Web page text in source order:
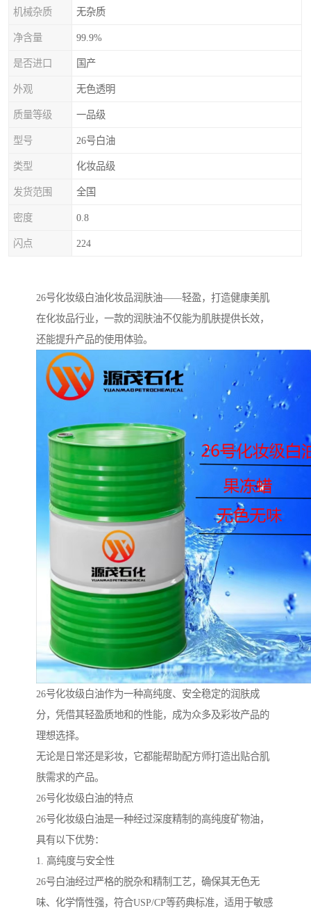
机械杂质 无杂质
净含量 99.9%
是否进口 国产
外观 无色透明
质量等级 一品级
型号 26号白油
类型 化妆品级
发货范围 全国
密度 0.8
闪点 224
26号化妆级白油化妆品润肤油——轻盈，打造健康美肌
在化妆品行业，一款的润肤油不仅能为肌肤提供长效，
还能提升产品的使用体验。
26号化妆级白油作为一种高纯度、安全稳定的润肤成
分，凭借其轻盈质地和的性能，成为众多及彩妆产品的
理想选择。
无论是日常还是彩妆，它都能帮助配方师打造出贴合肌
肤需求的产品。
26号化妆级白油的特点
26号化妆级白油是一种经过深度精制的高纯度矿物油，
具有以下优势：
1. 高纯度与安全性
26号白油经过严格的脱杂和精制工艺，确保其无色无
味、化学惰性强，符合USP/CP等药典标准，适用于敏感